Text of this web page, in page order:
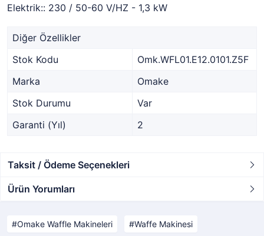
Elektrik:: 230 / 50-60 V/HZ - 1,3 kW
Diğer Özellikler
Stok Kodu
Omk.WFL01.E12.0101.Z5F
Marka
Omake
Stok Durumu
Var
Garanti (Yıl)
2
Taksit / Ödeme Seçenekleri
Ürün Yorumları
Omake Waffle Makineleri Waffe Makinesi